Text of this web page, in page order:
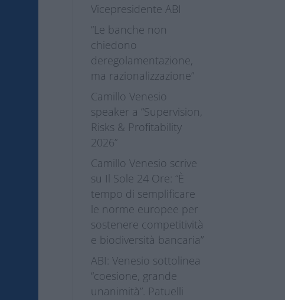
Vicepresidente ABI
“Le banche non
chiedono
deregolamentazione,
ma razionalizzazione”
Camillo Venesio
speaker a “Supervision,
Risks & Profitability
2026”
Camillo Venesio scrive
su Il Sole 24 Ore: “È
tempo di semplificare
le norme europee per
sostenere competitività
e biodiversità bancaria”
ABI: Venesio sottolinea
“coesione, grande
unanimità”. Patuelli